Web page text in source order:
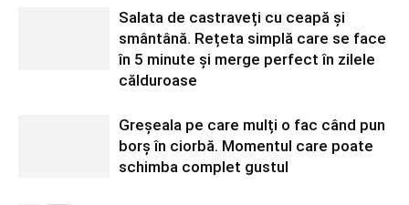
Salata de castraveți cu ceapă și
smântână. Rețeta simplă care se face
în 5 minute și merge perfect în zilele
călduroase
Greșeala pe care mulți o fac când pun
borș în ciorbă. Momentul care poate
schimba complet gustul